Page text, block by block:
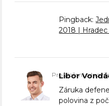
Pingback:
2018 |
Libor
Záruka
polovina z
Pro vložení